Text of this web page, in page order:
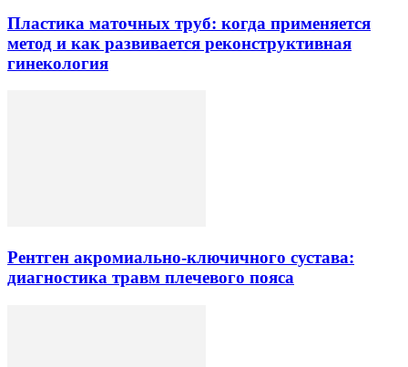
Пластика маточных труб: когда применяется
метод и как развивается реконструктивная
гинекология
Рентген акромиально-ключичного сустава:
диагностика травм плечевого пояса